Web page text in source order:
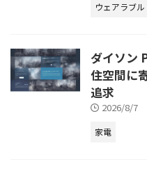
ウェアラブル
ダイソン
住空間に
追求
2026/8/7
家電